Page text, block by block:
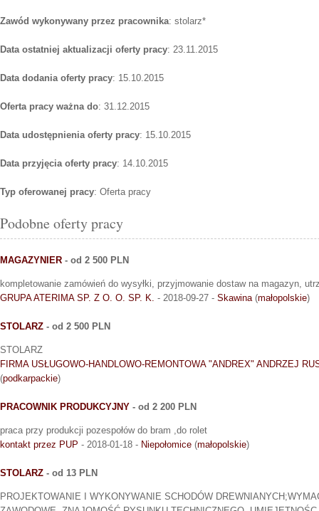
Zawód wykonywany przez pracownika: stolarz*
Data ostatniej aktualizacji oferty pracy: 23.11.2015
Data dodania oferty pracy: 15.10.2015
Oferta pracy ważna do: 31.12.2015
Data udostępnienia oferty pracy: 15.10.2015
Data przyjęcia oferty pracy: 14.10.2015
Typ oferowanej pracy: Oferta pracy
Podobne oferty pracy
MAGAZYNIER - od 2 500 PLN
kompletowanie zamówień do wysyłki, przyjmowanie dostaw na magazyn,
GRUPA ATERIMA SP. Z O. O. SP. K. - 2018-09-27 - Skawina(małopolskie)
STOLARZ - od 2 500 PLN
STOLARZ
FIRMA USŁUGOWO-HANDLOWO-REMONTOWA "ANDREX" ANDRZEJ
(podkarpackie)
PRACOWNIK PRODUKCYJNY - od 2 200 PLN
praca przy produkcji pozespołów do bram ,do rolet
kontakt przez PUP - 2018-01-18 - Niepołomice (małopolskie)
STOLARZ - od 13 PLN
PROJEKTOWANIE I WYKONYWANIE SCHODÓW